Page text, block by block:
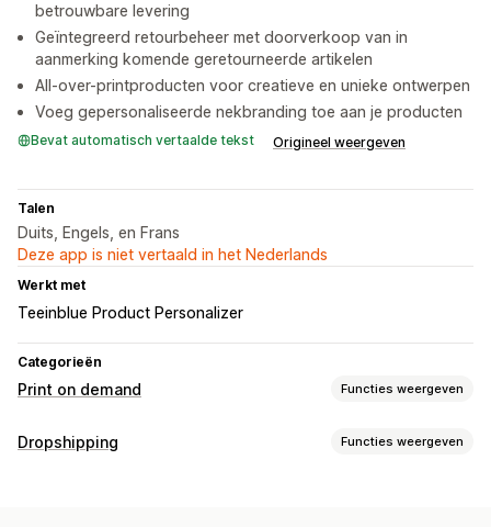
betrouwbare levering
Geïntegreerd retourbeheer met doorverkoop van in
aanmerking komende geretourneerde artikelen
All-over-printproducten voor creatieve en unieke ontwerpen
Voeg gepersonaliseerde nekbranding toe aan je producten
Bevat automatisch vertaalde tekst Origineel weergeven
Talen
Duits, Engels, en Frans
Deze app is niet vertaald in het Nederlands
Werkt met
Teeinblue Product Personalizer
Categorieën
Print on demand Functies weergeven
Productaanpassing
Dropshipping Functies weergeven